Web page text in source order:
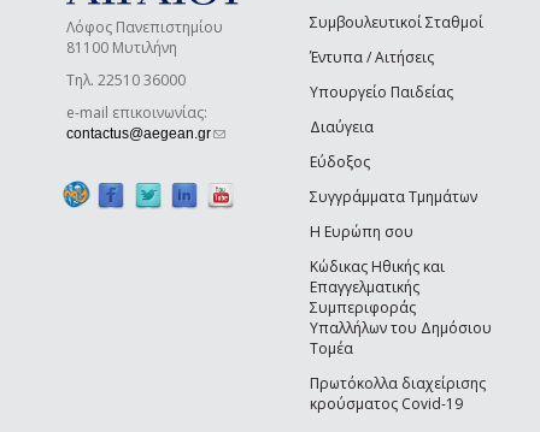
Λόφος Πανεπιστημίου
81100 Μυτιλήνη
Τηλ. 22510 36000
e-mail επικοινωνίας:
contactus@aegean.gr(link sends e-mail)
Συμβουλευτικοί Σταθμοί
Έντυπα / Αιτήσεις
Υπουργείο Παιδείας
Διαύγεια
Εύδοξος
Συγγράμματα Τμημάτων
Η Ευρώπη σου
Κώδικας Ηθικής και
Επαγγελματικής
Συμπεριφοράς
Υπαλλήλων του Δημόσιου
Τομέα
Πρωτόκολλα διαχείρισης
κρούσματος Covid-19